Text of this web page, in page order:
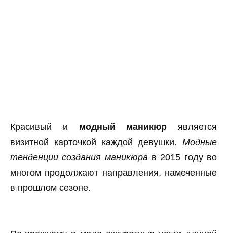
Красивый и модный маникюр является
визитной карточкой каждой девушки. Модные
тенденции создания маникюрав 2015 году во
многом продолжают направления, намеченные
в прошлом сезоне.